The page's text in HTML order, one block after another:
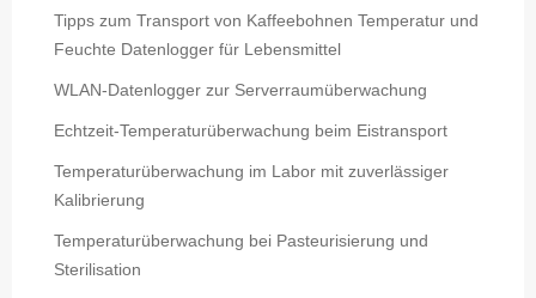
Tipps zum Transport von Kaffeebohnen Temperatur und
Feuchte Datenlogger für Lebensmittel
WLAN-Datenlogger zur Serverraumüberwachung
Echtzeit-Temperaturüberwachung beim Eistransport
Temperaturüberwachung im Labor mit zuverlässiger
Kalibrierung
Temperaturüberwachung bei Pasteurisierung und
Sterilisation